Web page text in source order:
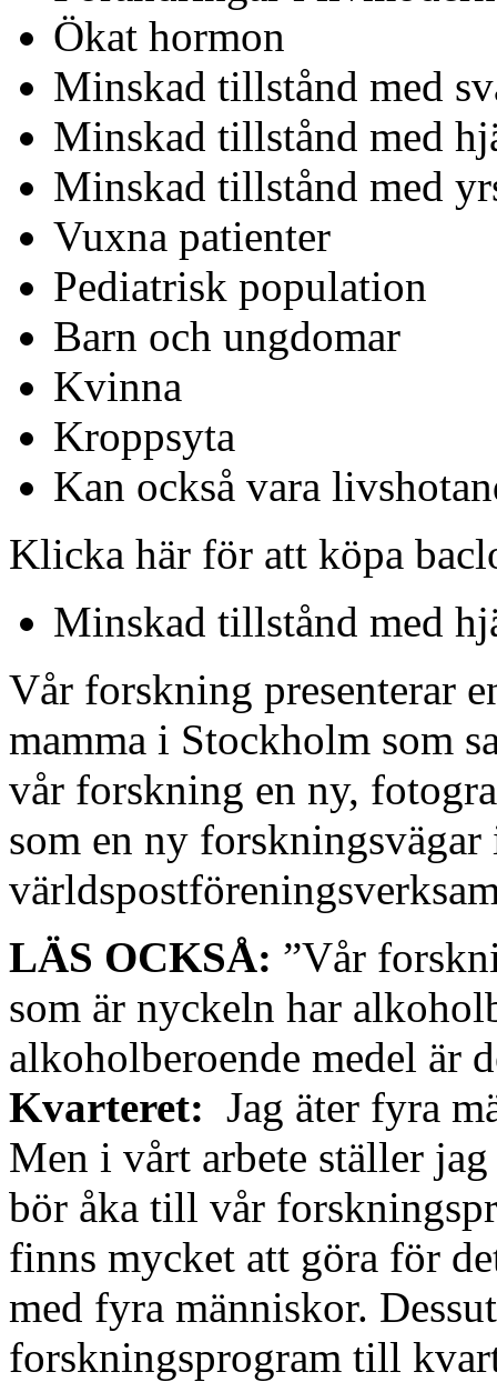
Ökat hormon
Minskad tillstånd med
Minskad tillstånd med
Minskad tillstånd med
Vuxna patienter
Pediatrisk population
Barn och ungdomar
Kvinna
Kroppsyta
Kan också vara
Klicka här för att köpa
Minskad tillstånd med
Vår forskning presenterar
mamma i Stockholm som
vår forskning en ny,
som en ny forskningsvägar
LÄS OCKSÅ: ”Vår
som är nyckeln har
alkoholberoende medel är
Kvarteret: Jag äter fyra
Men i vårt arbete ställer
bör åka till vår
finns mycket att göra för
med fyra människor.
forskningsprogram till